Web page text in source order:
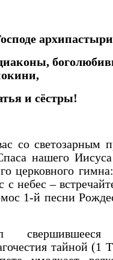
и сёстры!
со светозарным
нашего
церковного
с небес –
1-й песни
свершившееся
тайной (1